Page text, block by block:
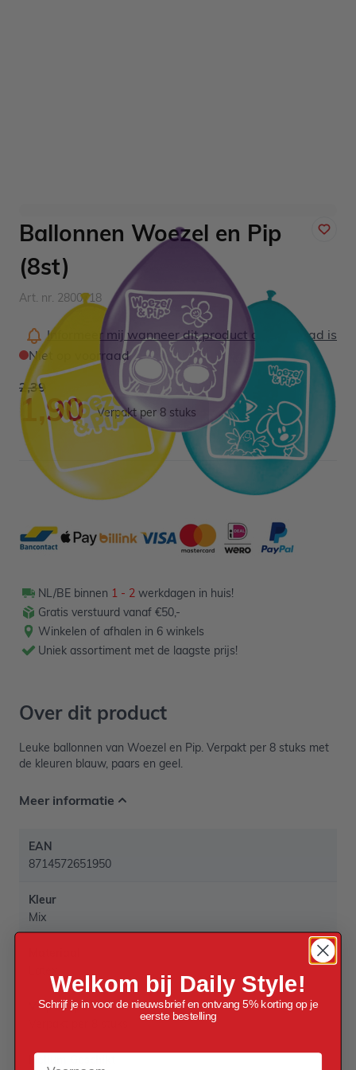
Ballonnen Woezel en Pip
(8st)
Art. nr. 2800718
Informeer mij wanneer dit product op voorraad is
Niet op voorraad
2,39
1,90 Verpakt per 8 stuks
NL/BE binnen 1 - 2 werkdagen in huis!
Gratis verstuurd vanaf €50,-
Winkelen of afhalen in 6 winkels
Uniek assortiment met de laagste prijs!
Over dit product
Leuke ballonnen van Woezel en Pip. Verpakt per 8 stuks met
de kleuren blauw, paars en geel.
Meer informatie
EAN
8714572651950
Kleur
Mix
Verpakt per
Helium Geschikt
Welkom bij Daily Style!
Schrijf je in voor de nieuwsbrief en ontvang 5% korting op je
eerste bestelling
Voornaam